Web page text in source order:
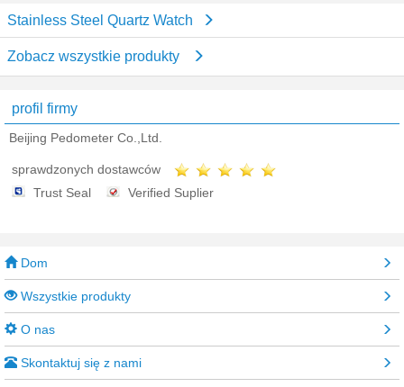
Stainless Steel Quartz Watch
Zobacz wszystkie produkty
profil firmy
Beijing Pedometer Co.,Ltd.
sprawdzonych dostawców
Trust Seal
Verified Suplier
Dom
Wszystkie produkty
O nas
Skontaktuj się z nami